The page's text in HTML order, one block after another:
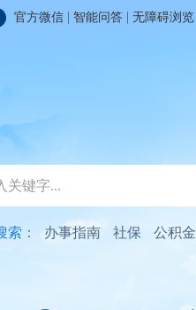
官方微信 | 智能问答 | 无障碍浏览
索： 办事指南 社保 公积金